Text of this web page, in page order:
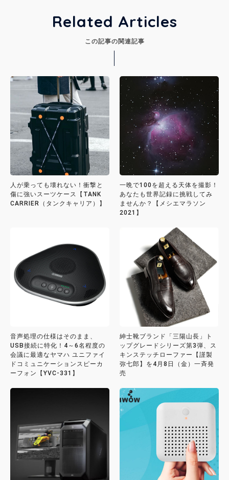
Related Articles
この記事の関連記事
人が乗っても壊れない！衝撃と
傷に強いスーツケース【TANK
CARRIER（タンクキャリア）】
一晩で100を超える天体を撮影！
あなたも世界記録に挑戦してみ
ませんか？【メシエマラソン
2021】
音声処理の仕様はそのまま、
USB接続に特化！4～6名程度の
会議に最適なヤマハ ユニファイ
ドコミュニケーションスピーカ
ーフォン【YVC-331】
紳士靴ブランド「三陽山長」ト
ップグレードシリーズ第3弾、ス
キンステッチローファー【謹製
弥七郎】を4月8日（金）一斉発
売